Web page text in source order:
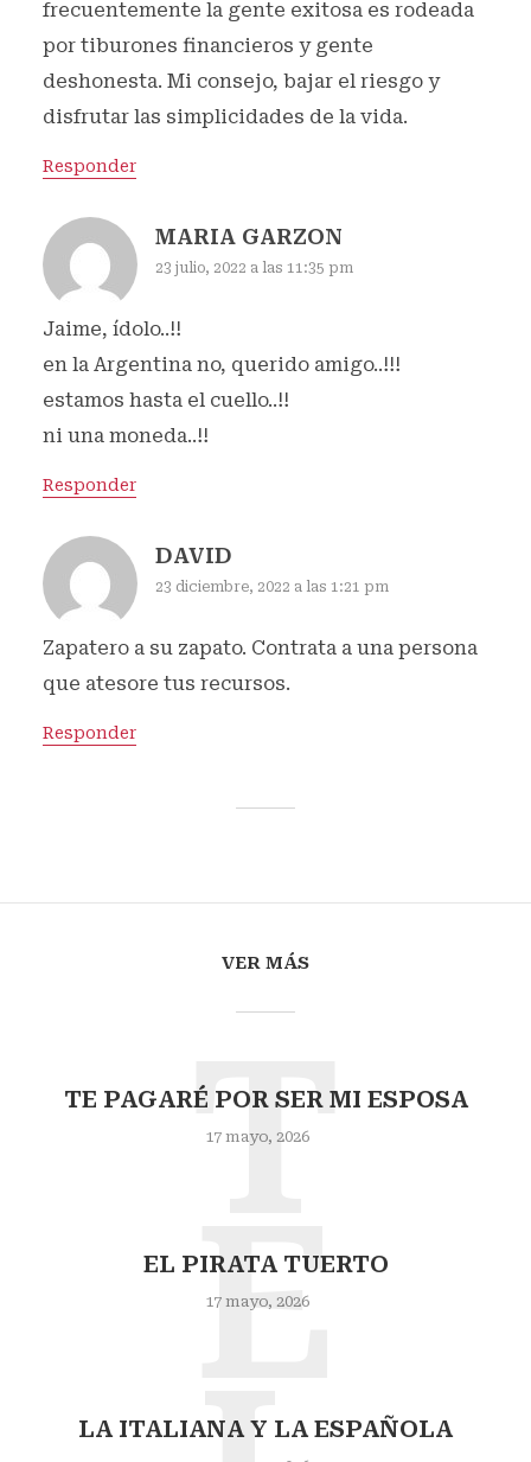
frecuentemente la gente exitosa es rodeada
por tiburones financieros y gente
deshonesta. Mi consejo, bajar el riesgo y
disfrutar las simplicidades de la vida.
Responder
MARIA GARZON
23 julio, 2022 a las 11:35 pm
Jaime, ídolo..!!
en la Argentina no, querido amigo..!!!
estamos hasta el cuello..!!
ni una moneda..!!
Responder
DAVID
23 diciembre, 2022 a las 1:21 pm
Zapatero a su zapato. Contrata a una persona
que atesore tus recursos.
Responder
VER MÁS
TE PAGARÉ POR SER MI ESPOSA
17 mayo, 2026
T
EL PIRATA TUERTO
17 mayo, 2026
E
LA ITALIANA Y LA ESPAÑOLA